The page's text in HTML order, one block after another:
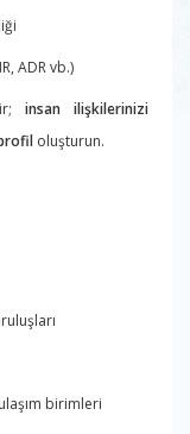
ADR vb.)
insan ilişkilerinizi
oluşturun.
birimleri